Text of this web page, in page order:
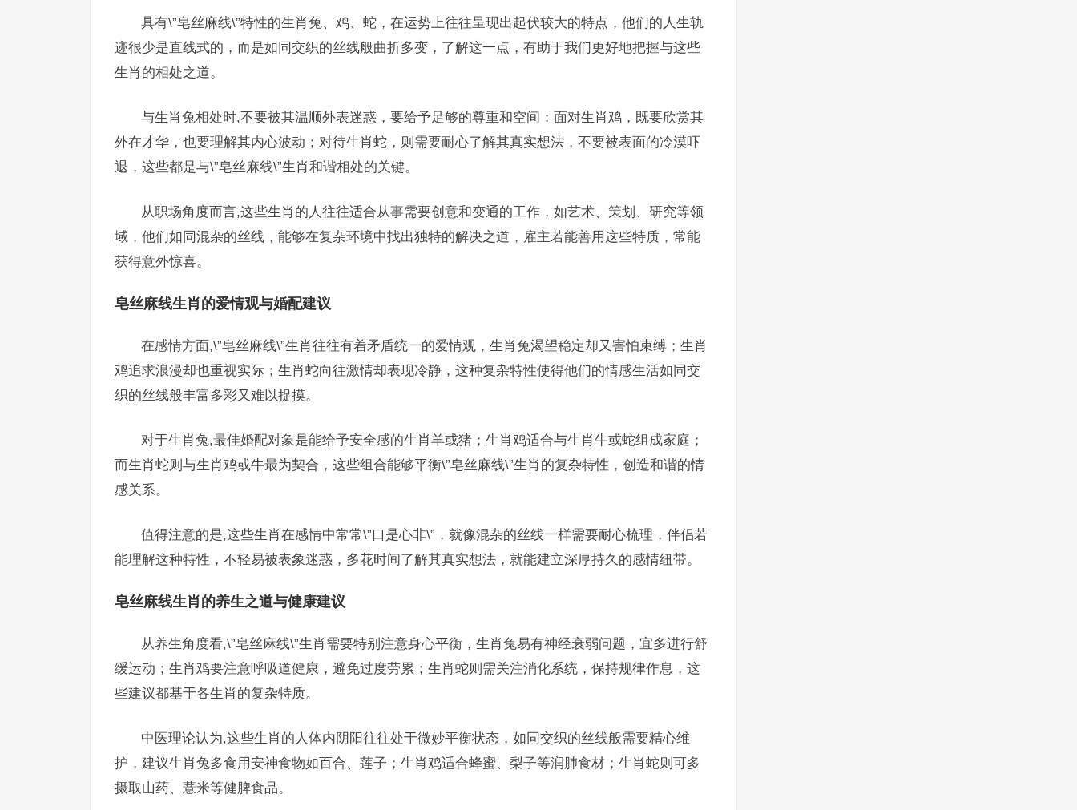
具有\”皂丝麻线\”特性的生肖兔、鸡、蛇，在运势上往往呈现出起伏较大的特点，他们的人生轨
迹很少是直线式的，而是如同交织的丝线般曲折多变，了解这一点，有助于我们更好地把握与这些
生肖的相处之道。
与生肖兔相处时,不要被其温顺外表迷惑，要给予足够的尊重和空间；面对生肖鸡，既要欣赏其
外在才华，也要理解其内心波动；对待生肖蛇，则需要耐心了解其真实想法，不要被表面的冷漠吓
退，这些都是与\”皂丝麻线\”生肖和谐相处的关键。
从职场角度而言,这些生肖的人往往适合从事需要创意和变通的工作，如艺术、策划、研究等领
域，他们如同混杂的丝线，能够在复杂环境中找出独特的解决之道，雇主若能善用这些特质，常能
获得意外惊喜。
皂丝麻线生肖的爱情观与婚配建议
在感情方面,\”皂丝麻线\”生肖往往有着矛盾统一的爱情观，生肖兔渴望稳定却又害怕束缚；生肖
鸡追求浪漫却也重视实际；生肖蛇向往激情却表现冷静，这种复杂特性使得他们的情感生活如同交
织的丝线般丰富多彩又难以捉摸。
对于生肖兔,最佳婚配对象是能给予安全感的生肖羊或猪；生肖鸡适合与生肖牛或蛇组成家庭；
而生肖蛇则与生肖鸡或牛最为契合，这些组合能够平衡\”皂丝麻线\”生肖的复杂特性，创造和谐的情
感关系。
值得注意的是,这些生肖在感情中常常\”口是心非\”，就像混杂的丝线一样需要耐心梳理，伴侣若
能理解这种特性，不轻易被表象迷惑，多花时间了解其真实想法，就能建立深厚持久的感情纽带。
皂丝麻线生肖的养生之道与健康建议
从养生角度看,\”皂丝麻线\”生肖需要特别注意身心平衡，生肖兔易有神经衰弱问题，宜多进行舒
缓运动；生肖鸡要注意呼吸道健康，避免过度劳累；生肖蛇则需关注消化系统，保持规律作息，这
些建议都基于各生肖的复杂特质。
中医理论认为,这些生肖的人体内阴阳往往处于微妙平衡状态，如同交织的丝线般需要精心维
护，建议生肖兔多食用安神食物如百合、莲子；生肖鸡适合蜂蜜、梨子等润肺食材；生肖蛇则可多
摄取山药、薏米等健脾食品。